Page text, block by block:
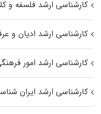
کارشناسی ارشد فلسفه و
کارشناسی ارشد ادیان و
کارشناسی ارشد امور
کارشناسی ارشد ایران